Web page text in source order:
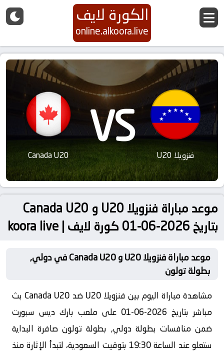
الكورة لايف
online.alkoora.live
فنزويلا U20 VS
Canada U20
موعد مباراة فنزويلا U20 و Canada U20
بتاريخ 2026-06-01 كورة لايف | koora live
موعد مباراة فنزويلا U20 و Canada U20 في دولي,
بطولة تولون
مشاهدة مباراة اليوم بين فنزويلا U20 ضد Canada U20 بث
مباشر بتاريخ 2026-06-01 على ملعب بارك ديس سبورت
ضمن منافسات بطولة دولي, بطولة تولون صافرة البداية
ستعلو عند الساعة 19:30 بتوقيت السعودية، لتبدأ الإثارة منذ